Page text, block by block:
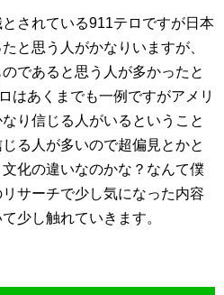
されている911テロですが日本
と思う人がかなりいますが、
であると思う人が多かったと
はあくまでも一例ですがアメリ
り信じる人がいるということ
る人が多いので超偏見とかと
化の違いなのかな？なんて僕
サーチで少し気になった内容
少し触れていきます。